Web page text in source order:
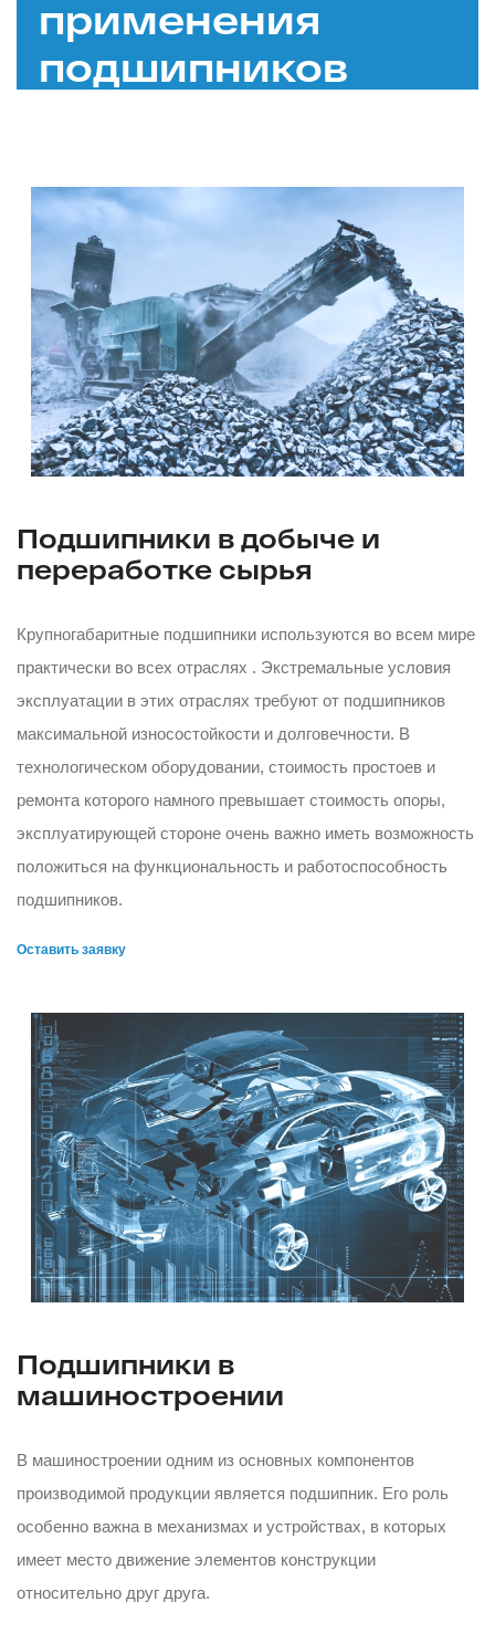
применения
подшипников
Подшипники в добыче и
переработке сырья
Крупногабаритные подшипники используются во всем мире
практически во всех отраслях . Экстремальные условия
эксплуатации в этих отраслях требуют от подшипников
максимальной износостойкости и долговечности. В
технологическом оборудовании, стоимость простоев и
ремонта которого намного превышает стоимость опоры,
эксплуатирующей стороне очень важно иметь возможность
положиться на функциональность и работоспособность
подшипников.
Оставить заявку
Подшипники в
машиностроении
В машиностроении одним из основных компонентов
производимой продукции является подшипник. Его роль
особенно важна в механизмах и устройствах, в которых
имеет место движение элементов конструкции
относительно друг друга.